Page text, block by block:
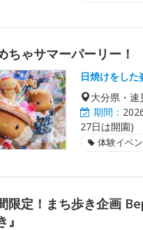
ちゃサマーパーリー！
日焼けをし
大分県・
期間：
27日は開園)
体験イベ
限定！まち歩き企画
』